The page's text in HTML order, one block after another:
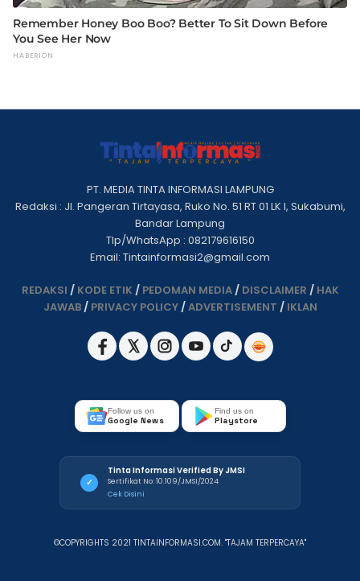
PT. MEDIA TINTA INFORMASI LAMPUNG
Redaksi : Jl. Pangeran Tirtayasa, Ruko No. 51 RT 01 LK I, Sukabumi,
Bandar Lampung
Tlp/WhatsApp : 082179616150
Email: Tintainformasi2@gmail.com
REDAKSI / KODE ETIK / PEDOMAN MEDIA/ DISCLAIMER / HAK
JAWAB/ PRIVACY POLICY/ADVERTISEMENT / IKLAN
Follow us on
Google News
Find us on
Playstore
✓
Tinta Informasi Verified By JMSI
Sertifikat No: 10.109/JMSI/2024
Cek Disini
©COPYRIGHTS 2021 TINTAINFORMASI.COM. "TAJAM TERPERCAYA"